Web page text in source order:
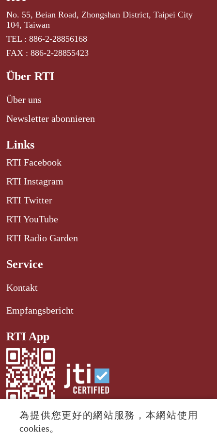
No. 55, Beian Road, Zhongshan District, Taipei City
104, Taiwan
TEL : 886-2-28856168
FAX : 886-2-28855423
Über RTI
Über uns
Newsletter abonnieren
Links
RTI Facebook
RTI Instagram
RTI Twitter
RTI YouTube
RTI Radio Garden
Service
Kontakt
Empfangsbericht
RTI App
為提供您更好的網站服務，本網站使用
cookies。